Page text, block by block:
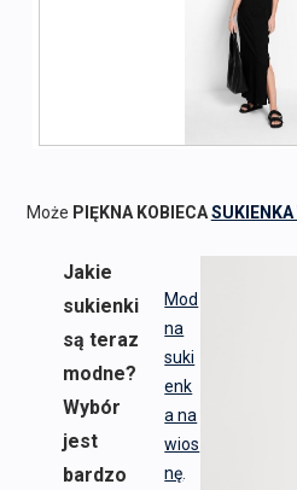
Może PIĘKNA KOBIECASUKIENKA
Mod
na
suki
enk
a na
wios
nę
Jakie
sukienki
są teraz
modne?
Wybór
jest
bardzo